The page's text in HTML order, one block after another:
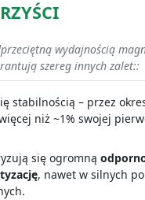
wydajnością
szereg innych zalet::
stabilnością – przez
niż ~1% swojej
się ogromną
, nawet w silnych